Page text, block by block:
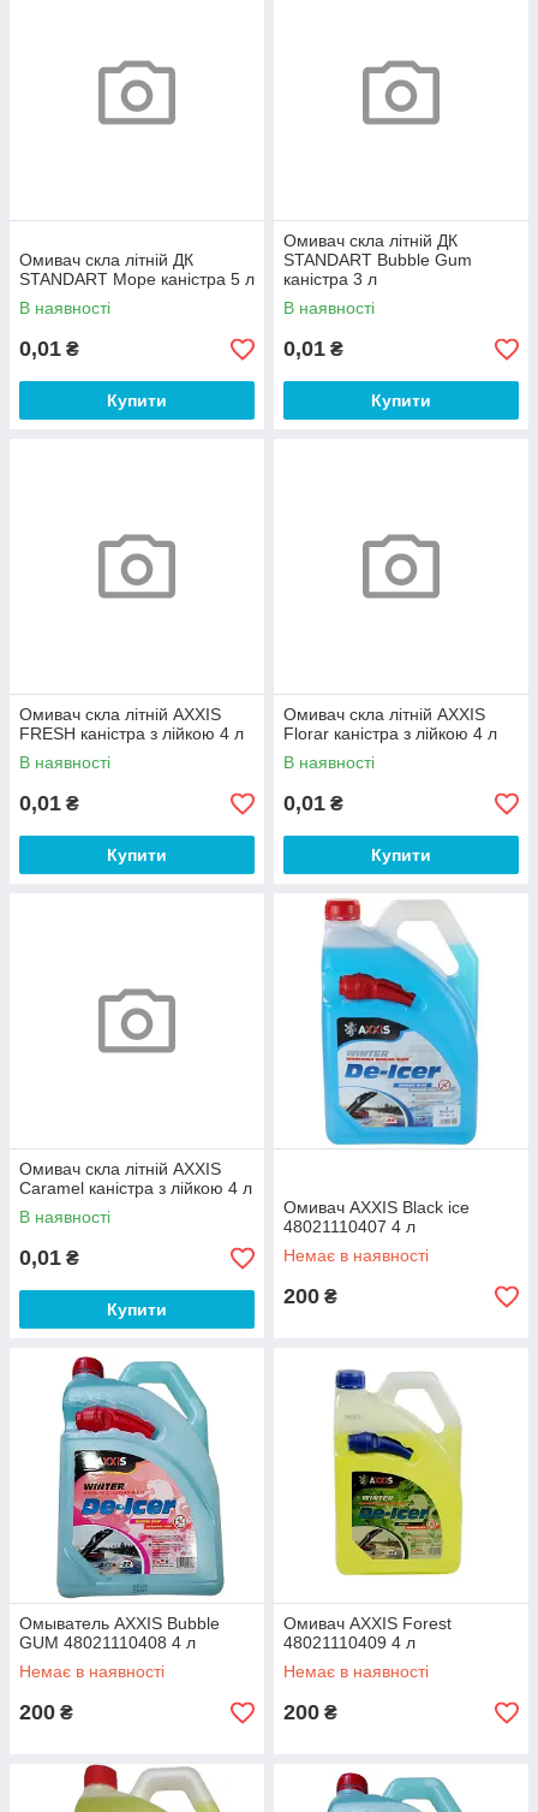
Омивач скла літній ДК
STANDART Море каністра 5 л
В наявності
0,01 ₴
Купити
Омивач скла літній ДК
STANDART Bubble Gum
каністра 3 л
В наявності
0,01 ₴
Купити
Омивач скла літній AXXIS
FRESH каністра з лійкою 4 л
В наявності
0,01 ₴
Купити
Омивач скла літній AXXIS
Florar каністра з лійкою 4 л
В наявності
0,01 ₴
Купити
Омивач скла літній AXXIS
Caramel каністра з лійкою 4 л
В наявності
0,01 ₴
Купити
Омивач AXXIS Black ice
48021110407 4 л
Немає в наявності
200 ₴
Омыватель AXXIS Bubble
GUM 48021110408 4 л
Немає в наявності
200 ₴
Омивач AXXIS Forest
48021110409 4 л
Немає в наявності
200 ₴